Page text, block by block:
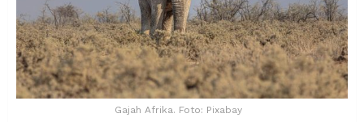
Gajah Afrika. Foto: Pixabay